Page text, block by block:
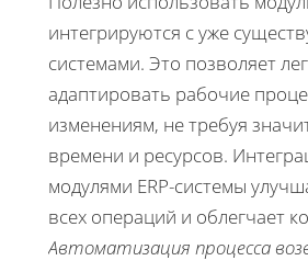
интегрируются с уже
системами. Это позволяет
адаптировать рабочие
изменениям, не требуя
времени и ресурсов.
модулями ERP-системы
всех операций и облегчает
Автоматизация процесса